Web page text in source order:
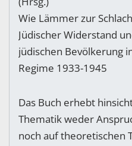
Wie Lämmer zur
Jüdischer Widerstand
jüdischen Bevölkerung
Regime 1933-1945
Das Buch erhebt
Thematik weder
noch auf theoretischen